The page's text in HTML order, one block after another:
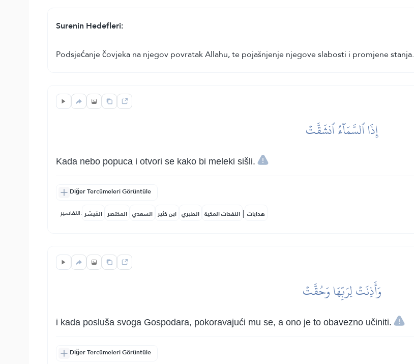
Surenin Hedefleri:
Podsjećanje čovjeka na njegov povratak Allahu, te pojašnjenje njegove slabosti i promjene stanja.
إِذَا ٱلسَّمَآءُ ٱنشَقَّتۡ
Kada nebo popuca i otvori se kako bi meleki sišli.
Diğer Tercümeleri Görüntüle
التفاسير: المُيسَّر المختصر السعدي ابن كثير الطبري النفحات المكية | هدايات
وَأَذِنَتۡ لِرَبِّهَا وَحُقَّتۡ
i kada posluša svoga Gospodara, pokoravajući mu se, a ono je to obavezno učiniti.
Diğer Tercümeleri Görüntüle